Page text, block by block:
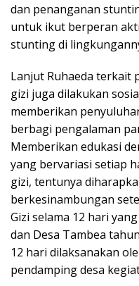
dan penanganan
untuk ikut berperan
stunting di
Lanjut Ruhaeda terkait
gizi juga dilakukan
memberikan
berbagi pengalaman
Memberikan edukasi
yang bervariasi setiap
gizi, tentunya
berkesinambungan
Gizi selama 12 hari
dan Desa Tambea
12 hari dilaksanakan
pendamping desa